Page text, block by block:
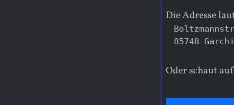
Die Adresse
85748
Oder schaut